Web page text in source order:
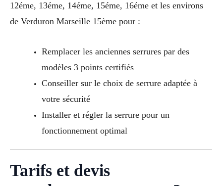
12éme, 13éme, 14éme, 15éme, 16éme et les environs
de Verduron Marseille 15ème pour :
Remplacer les anciennes serrures par des
modèles 3 points certifiés
Conseiller sur le choix de serrure adaptée à
votre sécurité
Installer et régler la serrure pour un
fonctionnement optimal
Tarifs et devis